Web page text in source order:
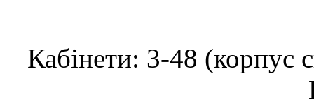
Кабінети: 3-48 (корпус